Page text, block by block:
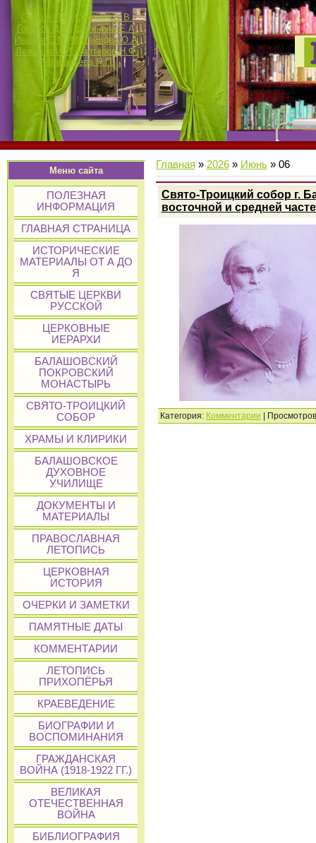
Сучков П.К. Смотров В.В.
Госьков Д.П.
Щетинина Е.А.
Иванов С.М. Михайлова О.А.
Лежнина И.И. Каптерев Н.Ф.
Афанасьева Н.П.
Меню сайта
ПОЛЕЗНАЯ
ИНФОРМАЦИЯ
ГЛАВНАЯ СТРАНИЦА
ИСТОРИЧЕСКИЕ
МАТЕРИАЛЫ ОТ А ДО
Я
СВЯТЫЕ ЦЕРКВИ
РУССКОЙ
ЦЕРКОВНЫЕ
ИЕРАРХИ
БАЛАШОВСКИЙ
ПОКРОВСКИЙ
МОНАСТЫРЬ
СВЯТО-ТРОИЦКИЙ
СОБОР
ХРАМЫ И КЛИРИКИ
БАЛАШОВСКОЕ
ДУХОВНОЕ
УЧИЛИЩЕ
ДОКУМЕНТЫ И
МАТЕРИАЛЫ
ПРАВОСЛАВНАЯ
ЛЕТОПИСЬ
ЦЕРКОВНАЯ
ИСТОРИЯ
ОЧЕРКИ И ЗАМЕТКИ
ПАМЯТНЫЕ ДАТЫ
КОММЕНТАРИИ
ЛЕТОПИСЬ
ПРИХОПЁРЬЯ
КРАЕВЕДЕНИЕ
БИОГРАФИИ И
ВОСПОМИНАНИЯ
ГРАЖДАНСКАЯ
ВОЙНА (1918-1922 ГГ.)
ВЕЛИКАЯ
ОТЕЧЕСТВЕННАЯ
ВОЙНА
БИБЛИОГРАФИЯ
Главная » 2026 » Июнь » 06
Свято-Троицкий собор г.
восточной и средней
Категория: Комментарии |